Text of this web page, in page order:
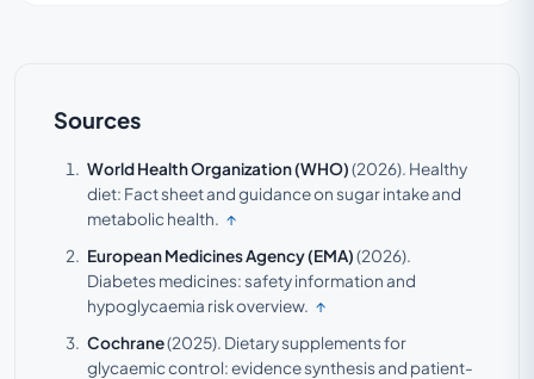
Sources
World Health Organization (WHO)(2026). Healthy
diet: Fact sheet and guidance on sugar intake and
metabolic health. ↑
European Medicines Agency (EMA)(2026).
Diabetes medicines: safety information and
hypoglycaemia risk overview. ↑
Cochrane(2025). Dietary supplements for
glycaemic control: evidence synthesis and patient-